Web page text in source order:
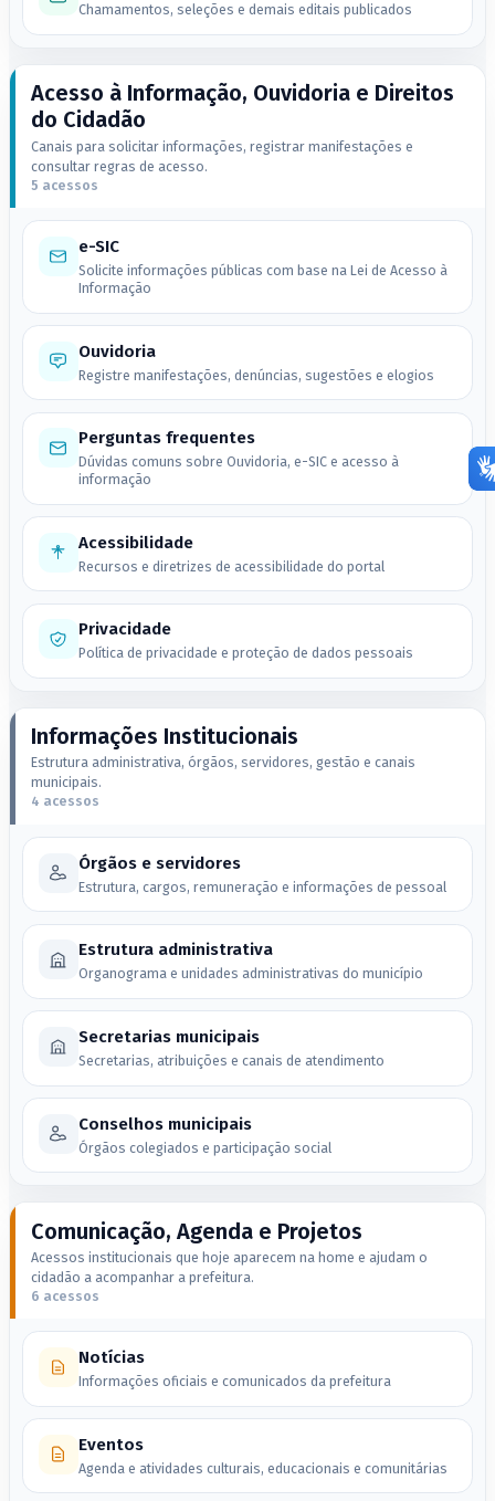
Chamamentos, seleções e demais editais publicados
Acesso à Informação, Ouvidoria e Direitos
do Cidadão
Canais para solicitar informações, registrar manifestações e
consultar regras de acesso.
5 acessos
e-SIC
Solicite informações públicas com base na Lei de Acesso à
Informação
Ouvidoria
Registre manifestações, denúncias, sugestões e elogios
Perguntas frequentes
Dúvidas comuns sobre Ouvidoria, e-SIC e acesso à
informação
Acessibilidade
Recursos e diretrizes de acessibilidade do portal
Privacidade
Política de privacidade e proteção de dados pessoais
Informações Institucionais
Estrutura administrativa, órgãos, servidores, gestão e canais
municipais.
4 acessos
Órgãos e servidores
Estrutura, cargos, remuneração e informações de pessoal
Estrutura administrativa
Organograma e unidades administrativas do município
Secretarias municipais
Secretarias, atribuições e canais de atendimento
Conselhos municipais
Órgãos colegiados e participação social
Comunicação, Agenda e Projetos
Acessos institucionais que hoje aparecem na home e ajudam o
cidadão a acompanhar a prefeitura.
6 acessos
Notícias
Informações oficiais e comunicados da prefeitura
Eventos
Agenda e atividades culturais, educacionais e comunitárias